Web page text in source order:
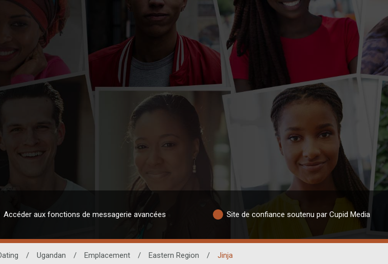
Accéder aux fonctions de messagerie avancées Site de confiance soutenu par Cupid Media
/ Ugandan / Emplacement / Eastern Region / Jinja